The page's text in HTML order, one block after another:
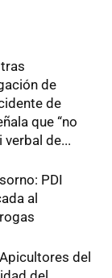
de
de
que “no
de...
PDI
al
del